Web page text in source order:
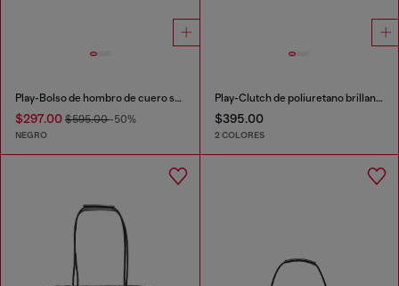
Play-Bolso de hombro de cuero semibrillante
$297.00 $595.00-50%
NEGRO
Play-Clutch de poliuretano brillante
$395.00
2 COLORES